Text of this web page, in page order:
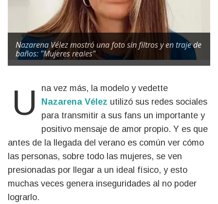
Nazarena Vélez mostró una foto sin filtros y en traje de
baños: "Mujeres reales"
Una vez más, la modelo y vedette
Nazarena Vélez utilizó sus redes sociales
para transmitir a sus fans un importante y
positivo mensaje de amor propio. Y es que
antes de la llegada del verano es común ver cómo
las personas, sobre todo las mujeres, se ven
presionadas por llegar a un ideal físico, y esto
muchas veces genera inseguridades al no poder
lograrlo.